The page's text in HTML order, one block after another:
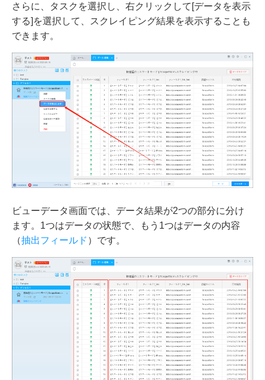
さらに、タスクを選択し、右クリックして[データを表示
する]を選択して、スクレイピング結果を表示することも
できます。
ビューデータ画面では、データ結果が2つの部分に分け
ます。1つはデータの状態で、もう1つはデータの内容
（抽出フィールド ）です。